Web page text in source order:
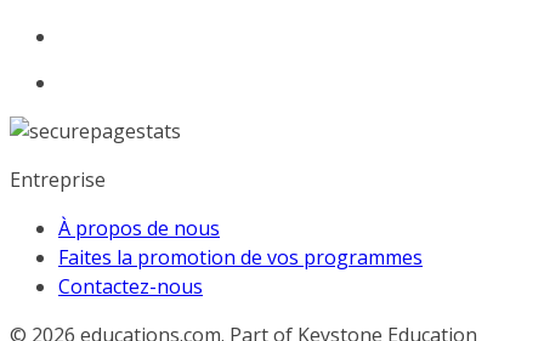
Entreprise
À propos de nous
Faites la promotion de vos programmes
Contactez-nous
© 2026 educations.com. Part of Keystone Education